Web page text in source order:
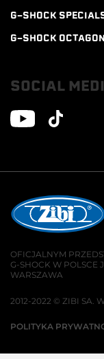
G-SHOCK
G-SHOCK OCTAGON
SOCIAL
OFICJALNYM
G-SHOCK W POLSCE
WARSZAWA
2012-2022 © ZIBI SA.
POLITYKA